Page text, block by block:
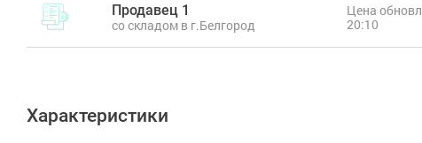
Продавец 1
со складом в г.Белгород
Цена
20:10
Характеристики